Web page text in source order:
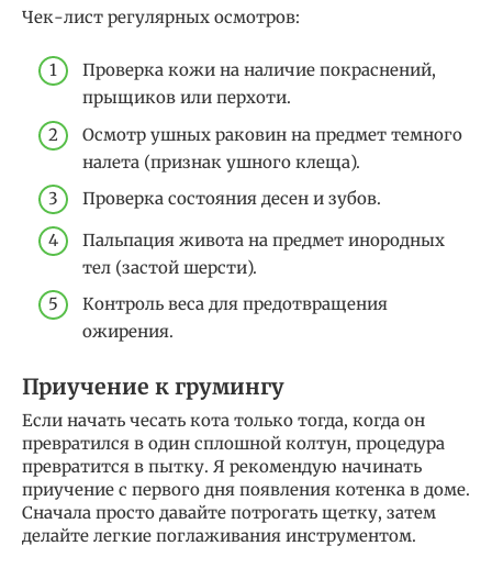
Чек-лист регулярных осмотров:
Проверка кожи на наличие покраснений,
прыщиков или перхоти.
Осмотр ушных раковин на предмет темного
налета (признак ушного клеща).
Проверка состояния десен и зубов.
Пальпация живота на предмет инородных
тел (застой шерсти).
Контроль веса для предотвращения
ожирения.
Приучение к грумингу
Если начать чесать кота только тогда, когда он
превратился в один сплошной колтун, процедура
превратится в пытку. Я рекомендую начинать
приучение с первого дня появления котенка в доме.
Сначала просто давайте потрогать щетку, затем
делайте легкие поглаживания инструментом.